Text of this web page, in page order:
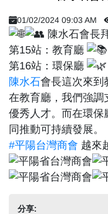
01/02/2024 09:03 AM
陳水石會長
第15站：教育廳
第16站：環保廳
陳水石會長這次來到
在教育廳，我們強調
優秀人才。而在環
同推動可持續發展。
#平陽台灣商會 越來
分享: